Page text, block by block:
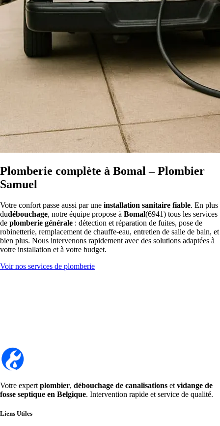
Plomberie complète à Bomal – Plombier
Samuel
Votre confort passe aussi par une installation sanitaire fiable. En plus
dudébouchage, notre équipe propose à Bomal(6941) tous les services
de plomberie générale : détection et réparation de fuites, pose de
robinetterie, remplacement de chauffe-eau, entretien de salle de bain, et
bien plus. Nous intervenons rapidement avec des solutions adaptées à
votre installation et à votre budget.
Voir nos services de plomberie
Votre expert plombier, débouchage de canalisations et vidange de
fosse septique en Belgique. Intervention rapide et service de qualité.
Liens Utiles